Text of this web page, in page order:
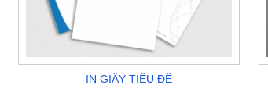
IN GIẤY TIÊU ĐỀ